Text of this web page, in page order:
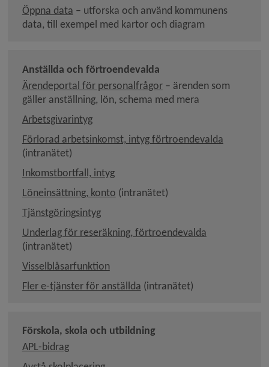
Öppna dataLänk till annan webbplats, öppnas i nytt
– utforska och använd kommunens
data, till exempel med kartor och diagram
Anställda och förtroendevalda
Ärendeportal för personal­frågorLänk till annan
– ärenden som
gäller anställning, lön, schema med mera
Arbetsgivarintyg
Förlorad arbetsinkomst, intyg förtroendevaldaLänk till
(intranätet)
Inkomstbortfall, intyg
Löneinsättning, kontoLänk till annan webbplats, öppnas
(intranätet)
Tjänstgöringsintyg
Underlag för reseräkning, förtroendevaldaLänk till
(intranätet)
Visselblåsarfunktion
Fler e-tjänster för anställdaLänk till annan webbplats,
(intranätet)
Förskola, skola och utbildning
APL-bidragLänk till annan webbplats, öppnas i nytt